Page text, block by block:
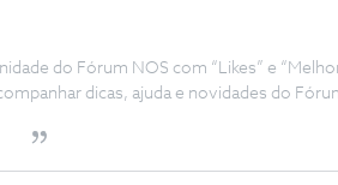
do Fórum NOS com “Likes” e
dicas, ajuda e novidades do